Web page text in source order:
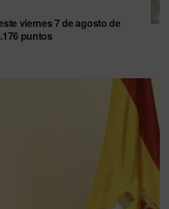
viernes 7 de agosto de
puntos